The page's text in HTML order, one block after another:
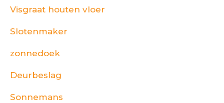
Visgraat houten vloer
Slotenmaker
zonnedoek
Deurbeslag
Sonnemans